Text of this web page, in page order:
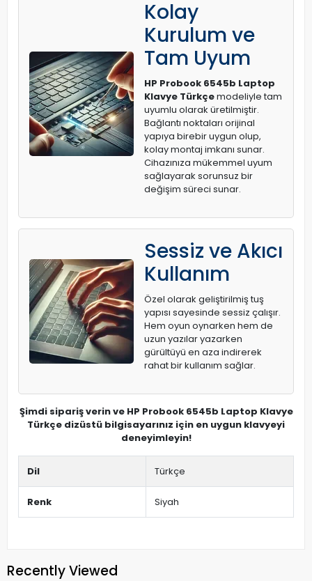
Kolay
Kurulum ve
Tam Uyum
HP Probook 6545b Laptop
Klavye Türkçemodeliyle tam
uyumlu olarak üretilmiştir.
Bağlantı noktaları orijinal
yapıya birebir uygun olup,
kolay montaj imkanı sunar.
Cihazınıza mükemmel uyum
sağlayarak sorunsuz bir
değişim süreci sunar.
Sessiz ve Akıcı
Kullanım
Özel olarak geliştirilmiş tuş
yapısı sayesinde sessiz çalışır.
Hem oyun oynarken hem de
uzun yazılar yazarken
gürültüyü en aza indirerek
rahat bir kullanım sağlar.
Şimdi sipariş verin ve HP Probook 6545b Laptop Klavye
Türkçe dizüstü bilgisayarınız için en uygun klavyeyi
deneyimleyin!
Dil Türkçe
Renk Siyah
Recently Viewed